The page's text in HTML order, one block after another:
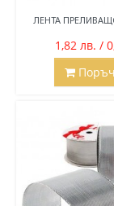
ЛЕНТА
1,82 лв. /